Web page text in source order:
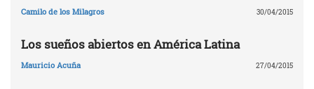
Camilo de los Milagros 30/04/2015
Los sueños abiertos en América Latina
Mauricio Acuña 27/04/2015